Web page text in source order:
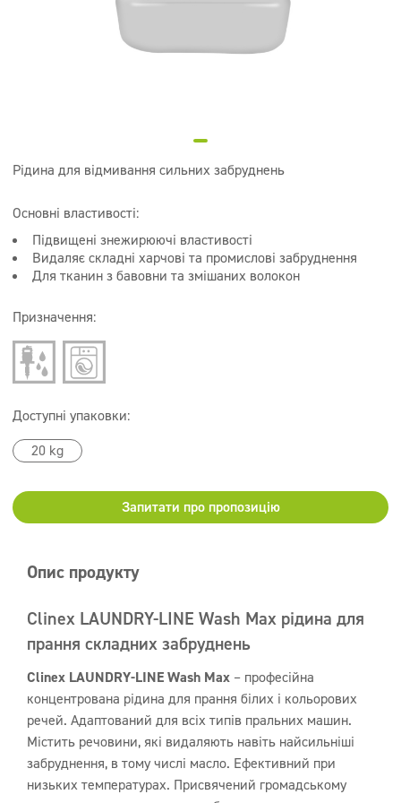
Супер концентрати
Рідина для відмивання сильних забруднень
Основні властивості:
Підвищені знежирюючі властивості
Видаляє складні харчові та промислові забруднення
Для тканин з бавовни та змішаних волокон
Призначення:
Доступні упаковки:
20 kg
Запитати про пропозицію
Опис продукту
Clinex LAUNDRY-LINE Wash Max рідина для
прання складних забруднень
Clinex LAUNDRY-LINE Wash Max – професійна
концентрована рідина для прання білих і кольорових
речей. Адаптований для всіх типів пральних машин.
Містить речовини, які видаляють навіть найсильніші
забруднення, в тому числі масло. Ефективний при
низьких температурах. Присвячений громадському